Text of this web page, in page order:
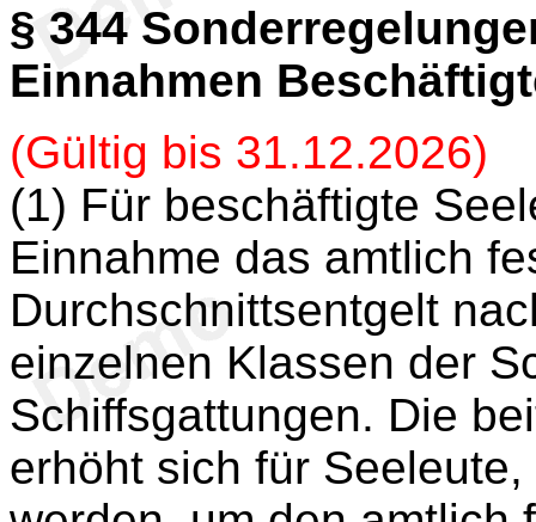
§ 344
Einnahmen
(Gültig bis 31.12.2026)
(1) Für beschäftigte
Einnahme das amtlich
Durchschnittsentgelt
einzelnen Klassen der
Schiffsgattungen. Die
erhöht sich für